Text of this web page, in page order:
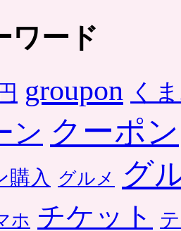
ワード
groupon く
ン クーポン
購入 グルメ グ
ホ チケット